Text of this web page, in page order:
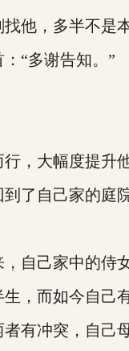
，多半不是本
“多谢告知。”
，大幅度提升他
了自己家的庭院
己家中的侍女
而如今自己有
冲突，自己母